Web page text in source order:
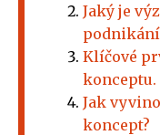
Jaký je
Klíčové
konceptu.
Jak
koncept?